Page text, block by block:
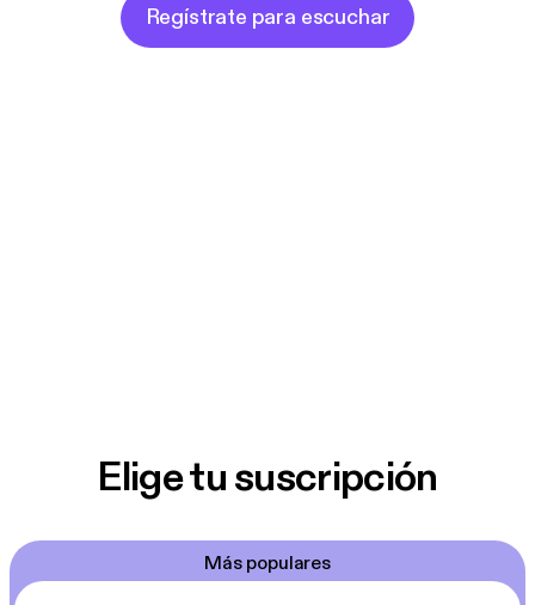
Regístrate para escuchar
Elige tu suscripción
Más populares